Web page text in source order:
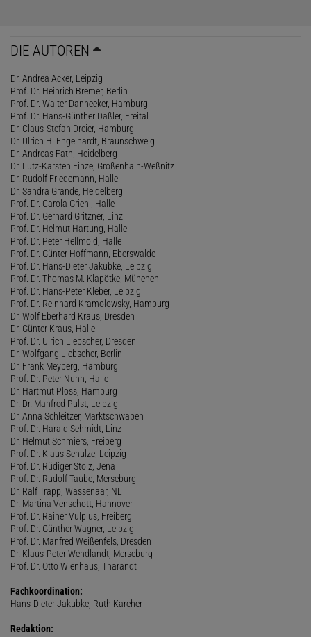
DIE AUTOREN
Dr. Andrea Acker, Leipzig
Prof. Dr. Heinrich Bremer, Berlin
Prof. Dr. Walter Dannecker, Hamburg
Prof. Dr. Hans-Günther Däßler, Freital
Dr. Claus-Stefan Dreier, Hamburg
Dr. Ulrich H. Engelhardt, Braunschweig
Dr. Andreas Fath, Heidelberg
Dr. Lutz-Karsten Finze, Großenhain-Weßnitz
Dr. Rudolf Friedemann, Halle
Dr. Sandra Grande, Heidelberg
Prof. Dr. Carola Griehl, Halle
Prof. Dr. Gerhard Gritzner, Linz
Prof. Dr. Helmut Hartung, Halle
Prof. Dr. Peter Hellmold, Halle
Prof. Dr. Günter Hoffmann, Eberswalde
Prof. Dr. Hans-Dieter Jakubke, Leipzig
Prof. Dr. Thomas M. Klapötke, München
Prof. Dr. Hans-Peter Kleber, Leipzig
Prof. Dr. Reinhard Kramolowsky, Hamburg
Dr. Wolf Eberhard Kraus, Dresden
Dr. Günter Kraus, Halle
Prof. Dr. Ulrich Liebscher, Dresden
Dr. Wolfgang Liebscher, Berlin
Dr. Frank Meyberg, Hamburg
Prof. Dr. Peter Nuhn, Halle
Dr. Hartmut Ploss, Hamburg
Dr. Dr. Manfred Pulst, Leipzig
Dr. Anna Schleitzer, Marktschwaben
Prof. Dr. Harald Schmidt, Linz
Dr. Helmut Schmiers, Freiberg
Prof. Dr. Klaus Schulze, Leipzig
Prof. Dr. Rüdiger Stolz, Jena
Prof. Dr. Rudolf Taube, Merseburg
Dr. Ralf Trapp, Wassenaar, NL
Dr. Martina Venschott, Hannover
Prof. Dr. Rainer Vulpius, Freiberg
Prof. Dr. Günther Wagner, Leipzig
Prof. Dr. Manfred Weißenfels, Dresden
Dr. Klaus-Peter Wendlandt, Merseburg
Prof. Dr. Otto Wienhaus, Tharandt
Fachkoordination:
Hans-Dieter Jakubke, Ruth Karcher
Redaktion: